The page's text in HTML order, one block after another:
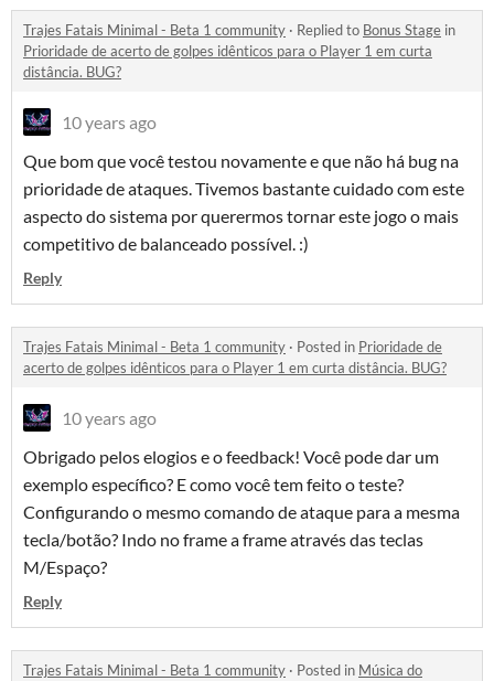
Trajes Fatais Minimal - Beta 1 community · Replied to Bonus Stage in
Prioridade de acerto de golpes idênticos para o Player 1 em curta
distância. BUG?
10 years ago
Que bom que você testou novamente e que não há bug na
prioridade de ataques. Tivemos bastante cuidado com este
aspecto do sistema por querermos tornar este jogo o mais
competitivo de balanceado possível. :)
Reply
Trajes Fatais Minimal - Beta 1 community · Posted in Prioridade de
acerto de golpes idênticos para o Player 1 em curta distância. BUG?
10 years ago
Obrigado pelos elogios e o feedback! Você pode dar um
exemplo específico? E como você tem feito o teste?
Configurando o mesmo comando de ataque para a mesma
tecla/botão? Indo no frame a frame através das teclas
M/Espaço?
Reply
Trajes Fatais Minimal - Beta 1 community · Posted in Música do